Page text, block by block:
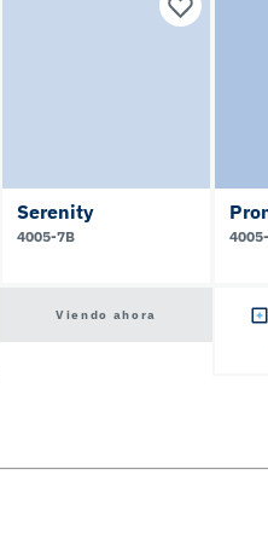
Serenity
4005-7B
Viendo ahora